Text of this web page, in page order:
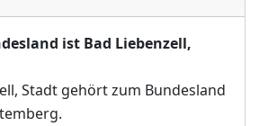
ist Bad Liebenzell,
Stadt gehört zum Bundesland